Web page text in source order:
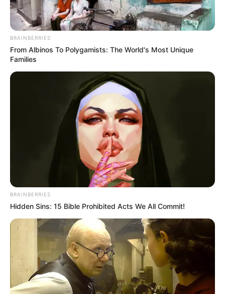
(Kiemelt kép: Magyar Péter Instagram oldala)
BRAINBERRIES
From Albinos To Polygamists: The World's Most Unique
Families
BRAINBERRIES
Hidden Sins: 15 Bible Prohibited Acts We All Commit!